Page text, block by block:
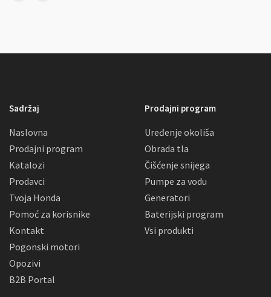
Sadržaj
Naslovna
Prodajni program
Katalozi
Prodavci
Tvoja Honda
Pomoć za korisnike
Kontakt
Pogonski motori
Opozivi
B2B Portal
Prodajni program
Uređenje okoliša
Obrada tla
Čišćenje snijega
Pumpe za vodu
Generatori
Baterijski program
Vsi produkti